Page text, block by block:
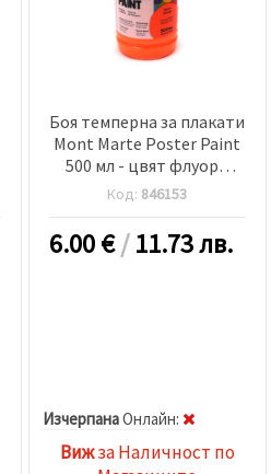
Боя темперна за плакати
Mont Marte Poster Paint
500 мл - цвят флуоро
оранжево
Код: 846153
6.00€/11.73 лв.
ИзчерпанаOнлайн:
Вижза Наличност по